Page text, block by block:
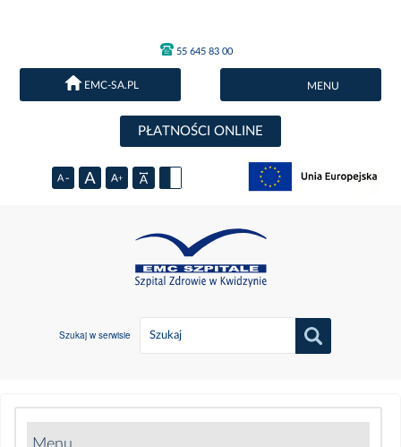
55 645 83 00
EMC-SA.PL MENU
PŁATNOŚCI ONLINE
Szukaj w serwisie